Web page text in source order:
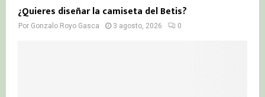
¿Quieres diseñar la camiseta del Betis?
Por Gonzalo Royo Gasca 3 agosto, 2026 0